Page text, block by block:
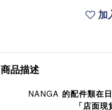
加
商品描述
NANGA 的配件類在
「店面現